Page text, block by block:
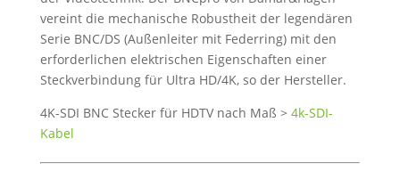
vereint die mechanische Robustheit der legendären
Serie BNC/DS (Außenleiter mit Federring) mit den
erforderlichen elektrischen Eigenschaften einer
Steckverbindung für Ultra HD/4K, so der Hersteller.
4K-SDI BNC Stecker für HDTV nach Maß > 4k-SDI-
Kabel